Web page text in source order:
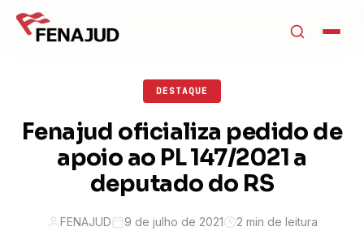
DESTAQUE
Fenajud oficializa pedido de
apoio ao PL 147/2021 a
deputado do RS
FENAJUD 9 de julho de 2021 2 min de leitura